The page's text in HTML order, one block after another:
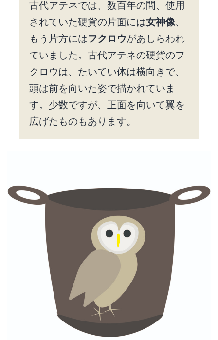
古代アテネでは、数百年の間、使用
されていた硬貨の片面には女神像、
もう片方にはフクロウがあしらわれ
ていました。古代アテネの硬貨のフ
クロウは、たいてい体は横向きで、
頭は前を向いた姿で描かれていま
す。少数ですが、正面を向いて翼を
広げたものもあります。